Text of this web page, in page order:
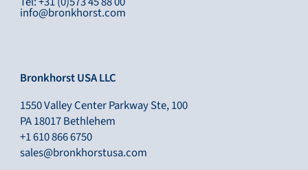
info@bronkhorst.com
Bronkhorst USA LLC
1550 Valley Center Parkway Ste, 100
PA 18017 Bethlehem
+1 610 866 6750
sales@bronkhorstusa.com